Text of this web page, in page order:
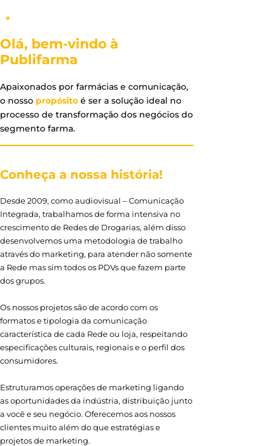
Olá, bem-vindo à
Publifarma
Apaixonados por farmácias e comunicação,
o nosso propósito é ser a solução ideal no
processo de transformação dos negócios do
segmento farma.
Conheça a nossa história!
Desde 2009, como audiovisual – Comunicação
Integrada, trabalhamos de forma intensiva no
crescimento de Redes de Drogarias, além disso
desenvolvemos uma metodologia de trabalho
através do marketing, para atender não somente
a Rede mas sim todos os PDVs que fazem parte
dos grupos.
Os nossos projetos são de acordo com os
formatos e tipologia da comunicação
característica de cada Rede ou loja, respeitando
especificações culturais, regionais e o perfil dos
consumidores.
Estruturamos operações de marketing ligando
as oportunidades da indústria, distribuição junto
a você e seu negócio. Oferecemos aos nossos
clientes muito além do que estratégias e
projetos de marketing.